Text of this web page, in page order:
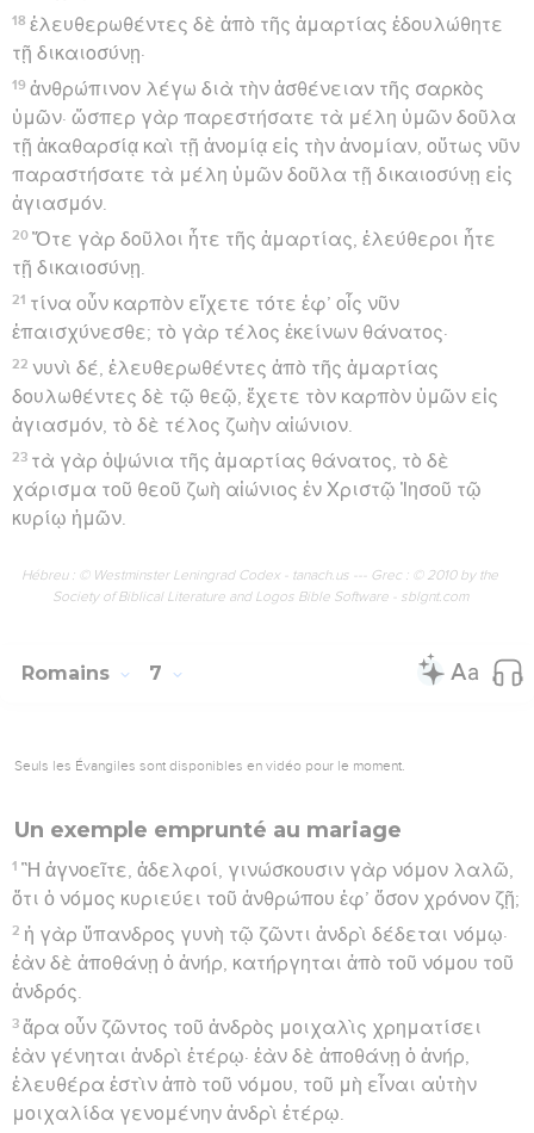
18 ἐλευθερωθέντες δὲ ἀπὸ τῆς ἁμαρτίας ἐδουλώθητε
τῇ δικαιοσύνῃ·
19 ἀνθρώπινον λέγω διὰ τὴν ἀσθένειαν τῆς σαρκὸς
ὑμῶν· ὥσπερ γὰρ παρεστήσατε τὰ μέλη ὑμῶν δοῦλα
τῇ ἀκαθαρσίᾳ καὶ τῇ ἀνομίᾳ εἰς τὴν ἀνομίαν, οὕτως νῦν
παραστήσατε τὰ μέλη ὑμῶν δοῦλα τῇ δικαιοσύνῃ εἰς
ἁγιασμόν.
20 Ὅτε γὰρ δοῦλοι ἦτε τῆς ἁμαρτίας, ἐλεύθεροι ἦτε
τῇ δικαιοσύνῃ.
21 τίνα οὖν καρπὸν εἴχετε τότε ἐφ’ οἷς νῦν
ἐπαισχύνεσθε; τὸ γὰρ τέλος ἐκείνων θάνατος·
22 νυνὶ δέ, ἐλευθερωθέντες ἀπὸ τῆς ἁμαρτίας
δουλωθέντες δὲ τῷ θεῷ, ἔχετε τὸν καρπὸν ὑμῶν εἰς
ἁγιασμόν, τὸ δὲ τέλος ζωὴν αἰώνιον.
23 τὰ γὰρ ὀψώνια τῆς ἁμαρτίας θάνατος, τὸ δὲ
χάρισμα τοῦ θεοῦ ζωὴ αἰώνιος ἐν Χριστῷ Ἰησοῦ τῷ
κυρίῳ ἡμῶν.
Hébreu : © Westminster Leningrad Codex - tanach.us --- Grec : © 2010 by the
Society of Biblical Literature and Logos Bible Software - sblgnt.com
Romains 7
Seuls les Évangiles sont disponibles en vidéo pour le moment.
Un exemple emprunté au mariage
1 Ἢ ἀγνοεῖτε, ἀδελφοί, γινώσκουσιν γὰρ νόμον λαλῶ,
ὅτι ὁ νόμος κυριεύει τοῦ ἀνθρώπου ἐφ’ ὅσον χρόνον ζῇ;
2 ἡ γὰρ ὕπανδρος γυνὴ τῷ ζῶντι ἀνδρὶ δέδεται νόμῳ·
ἐὰν δὲ ἀποθάνῃ ὁ ἀνήρ, κατήργηται ἀπὸ τοῦ νόμου τοῦ
ἀνδρός.
3 ἄρα οὖν ζῶντος τοῦ ἀνδρὸς μοιχαλὶς χρηματίσει
ἐὰν γένηται ἀνδρὶ ἑτέρῳ· ἐὰν δὲ ἀποθάνῃ ὁ ἀνήρ,
ἐλευθέρα ἐστὶν ἀπὸ τοῦ νόμου, τοῦ μὴ εἶναι αὐτὴν
μοιχαλίδα γενομένην ἀνδρὶ ἑτέρῳ.